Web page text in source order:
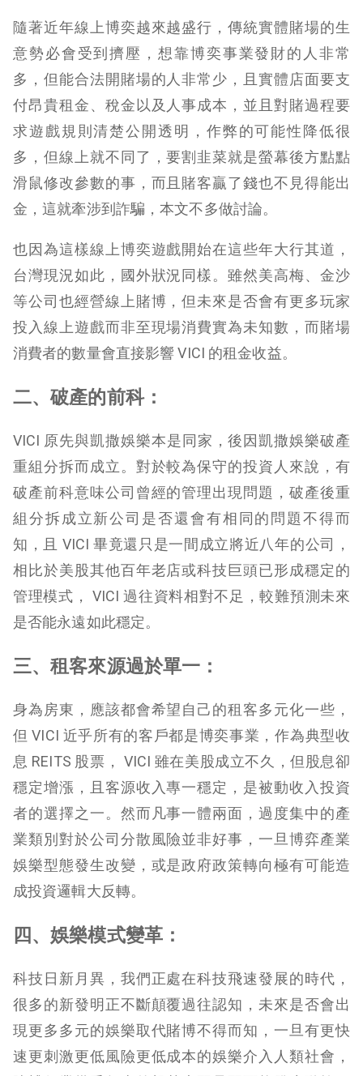
隨著近年線上博奕越來越盛行，傳統實體賭場的生
意勢必會受到擠壓，想靠博奕事業發財的人非常
多，但能合法開賭場的人非常少，且實體店面要支
付昂貴租金、稅金以及人事成本，並且對賭過程要
求遊戲規則清楚公開透明，作弊的可能性降低很
多，但線上就不同了，要割韭菜就是螢幕後方點點
滑鼠修改參數的事，而且賭客贏了錢也不見得能出
金，這就牽涉到詐騙，本文不多做討論。
也因為這樣線上博奕遊戲開始在這些年大行其道，
台灣現況如此，國外狀況同樣。雖然美高梅、金沙
等公司也經營線上賭博，但未來是否會有更多玩家
投入線上遊戲而非至現場消費實為未知數，而賭場
消費者的數量會直接影響 VICI 的租金收益。
二、破產的前科：
VICI 原先與凱撒娛樂本是同家，後因凱撒娛樂破產
重組分拆而成立。對於較為保守的投資人來說，有
破產前科意味公司曾經的管理出現問題，破產後重
組分拆成立新公司是否還會有相同的問題不得而
知，且 VICI 畢竟還只是一間成立將近八年的公司，
相比於美股其他百年老店或科技巨頭已形成穩定的
管理模式， VICI 過往資料相對不足，較難預測未來
是否能永遠如此穩定。
三、租客來源過於單一：
身為房東，應該都會希望自己的租客多元化一些，
但 VICI 近乎所有的客戶都是博奕事業，作為典型收
息 REITS 股票， VICI 雖在美股成立不久，但股息卻
穩定增漲，且客源收入專一穩定，是被動收入投資
者的選擇之一。然而凡事一體兩面，過度集中的產
業類別對於公司分散風險並非好事，一旦博弈產業
娛樂型態發生改變，或是政府政策轉向極有可能造
成投資邏輯大反轉。
四、娛樂模式變革：
科技日新月異，我們正處在科技飛速發展的時代，
很多的新發明正不斷顛覆過往認知，未來是否會出
現更多多元的娛樂取代賭博不得而知，一旦有更快
速更刺激更低風險更低成本的娛樂介入人類社會，